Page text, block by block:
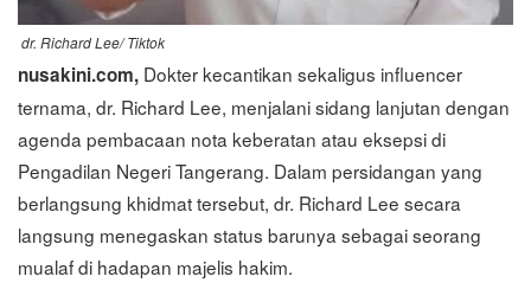
dr. Richard Lee/ Tiktok
nusakini.com, Dokter kecantikan sekaligus influencer
ternama, dr. Richard Lee, menjalani sidang lanjutan dengan
agenda pembacaan nota keberatan atau eksepsi di
Pengadilan Negeri Tangerang. Dalam persidangan yang
berlangsung khidmat tersebut, dr. Richard Lee secara
langsung menegaskan status barunya sebagai seorang
mualaf di hadapan majelis hakim.